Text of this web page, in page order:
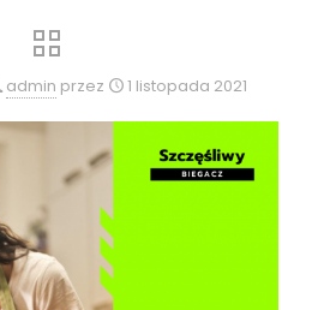
admin przez 1 listopada 2021